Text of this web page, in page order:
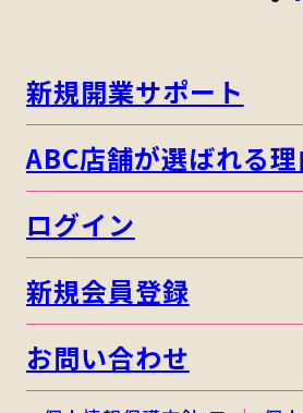
新規開業サポート
ABC店舗が選ばれる理
ログイン
新規会員登録
お問い合わせ